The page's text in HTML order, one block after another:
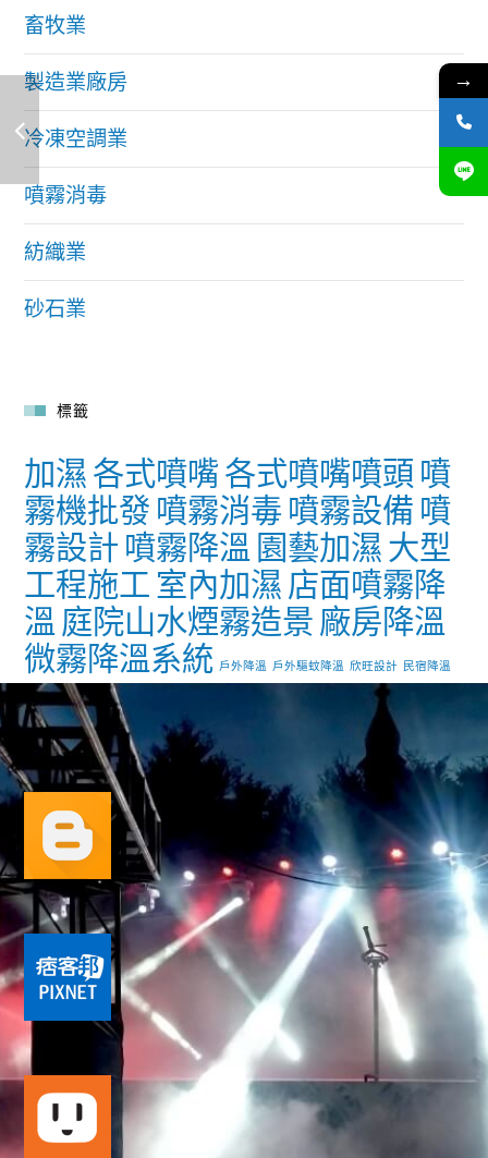
畜牧業
製造業廠房
冷凍空調業
噴霧消毒
紡織業
砂石業
標籤
加濕 各式噴嘴各式噴嘴噴頭 噴
霧機批發 噴霧消毒 噴霧設備 噴
霧設計 噴霧降溫 園藝加濕 大型
工程施工 室內加濕 店面噴霧降
溫 庭院山水煙霧造景 廠房降溫
微霧降溫系統 戶外降溫 戶外驅蚊降溫 欣旺設計 民宿降溫
→